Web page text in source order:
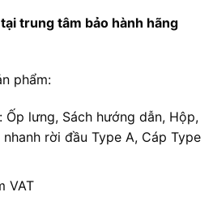
trung tâm bảo hành hãng
phẩm:
Ốp lưng, Sách hướng dẫn, Hộp,
rời đầu Type A, Cáp Type
VAT